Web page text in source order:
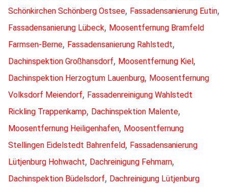
Schönkirchen Schönberg Ostsee, Fassadensanierung Eutin,
Fassadensanierung Lübeck, Moosentfernung Bramfeld
Farmsen-Berne, Fassadensanierung Rahlstedt,
Dachinspektion Großhansdorf, Moosentfernung Kiel,
Dachinspektion Herzogtum Lauenburg, Moosentfernung
Volksdorf Meiendorf, Fassadenreinigung Wahlstedt
Rickling Trappenkamp, Dachinspektion Malente,
Moosentfernung Heiligenhafen, Moosentfernung
Stellingen Eidelstedt Bahrenfeld, Fassadensanierung
Lütjenburg Hohwacht, Dachreinigung Fehmarn,
Dachinspektion Büdelsdorf, Dachreinigung Lütjenburg